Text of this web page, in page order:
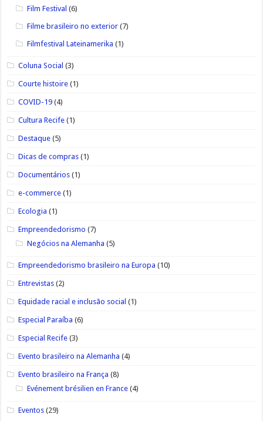
Film Festival (6)
Filme brasileiro no exterior (7)
Filmfestival Lateinamerika (1)
Coluna Social (3)
Courte histoire (1)
COVID-19 (4)
Cultura Recife (1)
Destaque (5)
Dicas de compras (1)
Documentários (1)
e-commerce (1)
Ecologia (1)
Empreendedorismo (7)
Negócios na Alemanha (5)
Empreendedorismo brasileiro na Europa (10)
Entrevistas (2)
Equidade racial e inclusão social (1)
Especial Paraíba (6)
Especial Recife (3)
Evento brasileiro na Alemanha (4)
Evento brasileiro na França (8)
Evénement brésilien en France (4)
Eventos (29)